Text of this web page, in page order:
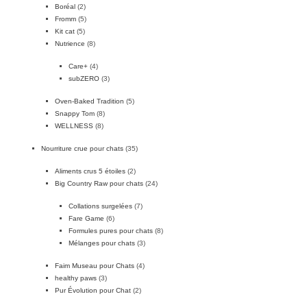
Boréal (2)
Fromm (5)
Kit cat (5)
Nutrience (8)
Care+ (4)
subZERO (3)
Oven-Baked Tradition (5)
Snappy Tom (8)
WELLNESS (8)
Nourriture crue pour chats (35)
Aliments crus 5 étoiles (2)
Big Country Raw pour chats (24)
Collations surgelées (7)
Fare Game (6)
Formules pures pour chats (8)
Mélanges pour chats (3)
Faim Museau pour Chats (4)
healthy paws (3)
Pur Évolution pour Chat (2)